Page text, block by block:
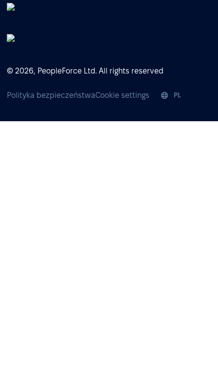
© 2026, PeopleForce Ltd. All rights reserved
Polityka bezpieczeństwaCookie settings PL